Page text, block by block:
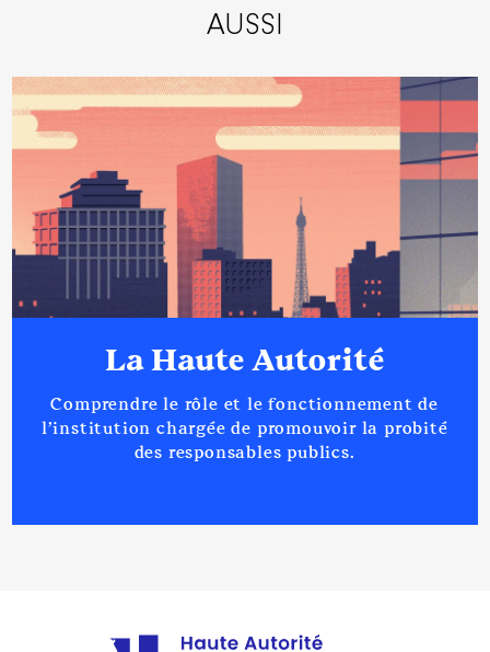
AUSSI
La Haute Autorité
Comprendre le rôle et le fonctionnement de
l’institution chargée de promouvoir la probité
des responsables publics.